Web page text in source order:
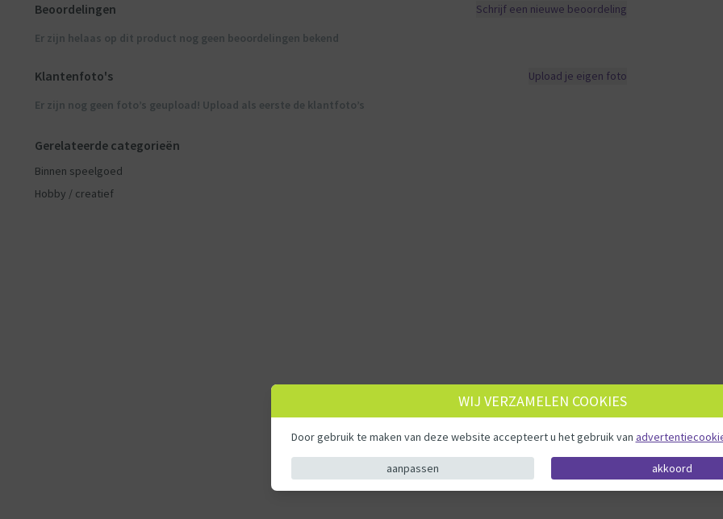
Beoordelingen
Schrijf een nieuwe beoordeling
Er zijn helaas op dit product nog geen beoordelingen bekend
Klantenfoto's
Upload je eigen foto
Er zijn nog geen foto’s geupload! Upload als eerste de klantfoto’s
Gerelateerde categorieën
Binnen speelgoed
Hobby / creatief
WIJ VERZAMELEN COOKIES
Door gebruik te maken van deze website accepteert u het gebruik van
aanpassen akkoord